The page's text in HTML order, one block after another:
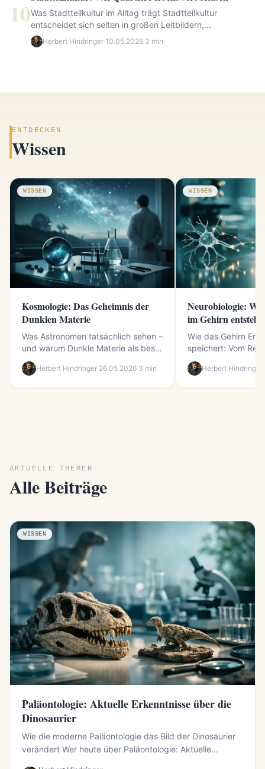
10Was Stadtteilkultur im Alltag trägt Stadtteilkultur
entscheidet sich selten in großen Leitbildern,...
Herbert Hindringer·10.05.2026·3 min
ENTDECKEN
Wissen
WISSEN
Neurobiologie: Wie Erinnerungen
im Gehirn entstehen
Wie das Gehirn Erinnerungen
speichert: Vom Reiz zur stabilen
Gedächtnisspur Wer verstehen will,
...
Herbert Hindringer·25.05.2026·3 min
WISSEN
Tiere über uns
Warum
ist als
beobachtet, blickt
Herbert Hindringer
AKTUELLE THEMEN
Alle Beiträge
WISSEN
Paläontologie: Aktuelle Erkenntnisse über die
Dinosaurier
Wie die moderne Paläontologie das Bild der Dinosaurier
verändert Wer heute über Paläontologie: Aktuelle